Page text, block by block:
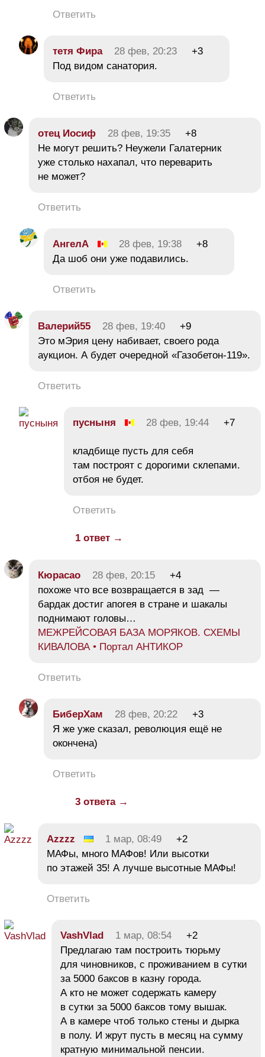
Ответить
тетя Фира 28 фев, 20:23
+3
Под видом санатория.
Ответить
отец Иосиф 28 фев, 19:35
+8
Не могут решить? Неужели Галатерник
уже столько нахапал, что переварить
не может?
Ответить
АнгелА 28 фев, 19:38
+8
Да шоб они уже подавились.
Ответить
Валерий55 28 фев, 19:40
+9
Это мЭрия цену набивает, своего рода
аукцион. А будет очередной «Газобетон-119».
Ответить
пусныня 28 фев, 19:44 +7
кладбище пусть для себя
там построят с дорогими склепами.
отбоя не будет.
Ответить
1 ответ →
Кюрасао 28 фев, 20:15
+4
похоже что все возвращается в зад —
бардак достиг апогея в стране и шакалы
поднимают головы…
МЕЖРЕЙСОВАЯ БАЗА МОРЯКОВ. СХЕМЫ
КИВАЛОВА • Портал АНТИКОР
Ответить
БиберХам 28 фев, 20:22
+3
Я же уже сказал, революция ещё не
окончена)
Ответить
3 ответа →
Azzzz 1 мар, 08:49
+2
МАФы, много МАФов! Или высотки
по этажей 35! А лучше высотные МАФы!
Ответить
VashVlad 1 мар, 08:54
+2
Предлагаю там построить тюрьму
для чиновников, с проживанием в сутки
за 5000 баксов в казну города.
А кто не может содержать камеру
в сутки за 5000 баксов тому вышак.
А в камере чтоб только стены и дырка
в полу. И жрут пусть в месяц на сумму
кратную минимальной пенсии.